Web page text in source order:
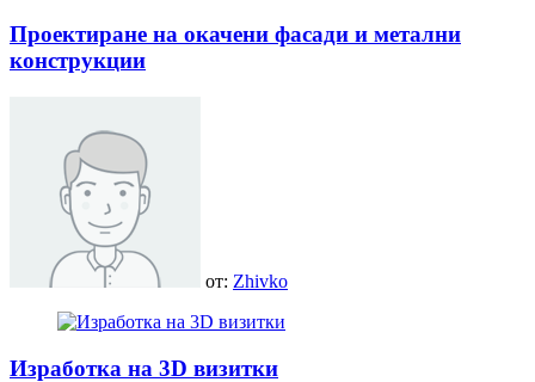
Проектиране на окачени фасади и метални
конструкции
от: Zhivko
Изработка на 3D визитки